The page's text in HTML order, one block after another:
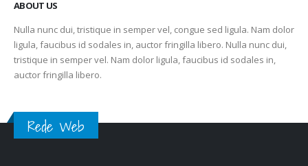
ABOUT US
Nulla nunc dui, tristique in semper vel, congue sed ligula. Nam dolor
ligula, faucibus id sodales in, auctor fringilla libero. Nulla nunc dui,
tristique in semper vel. Nam dolor ligula, faucibus id sodales in,
auctor fringilla libero.
Rede Web